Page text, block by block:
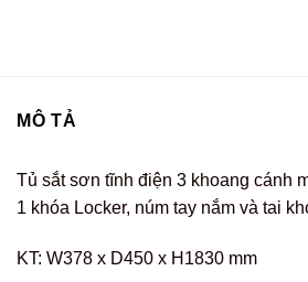
MÔ TẢ
Tủ sắt sơn tĩnh điện 3 khoang cánh
1 khóa Locker, núm tay nắm và tai
KT: W378 x D450 x H1830 mm